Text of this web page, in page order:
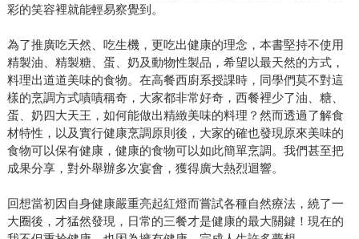
彩的笑容裡就能輕易察覺到。
為了推廣吃天然、吃生機，更吃出健康的理念，本書堅持不使用
精製油、精製糖、蛋、奶及動物性製品，希望以最天然的方式，
料理出道道美味的食物。在高餐西廚系授課時，同學們莫不對這
樣的烹調方式嘖嘖稱奇，大家都非常好奇，西餐裡少了油、糖、
蛋、奶四大天王，如何能做出精緻美味的料理？然而透過了解食
材特性，以及實行健康烹調原則後，大家的確也發現原來美味的
食物可以保有健康，健康的食物可以如此簡單烹調。我們甚至把
成果分享，對外舉辦多次宴會，獲得廣大熱烈迴響。
回想當初因自身健康嚴重亮起紅燈而嘗試各種自然療法，繞了一
大圈後，才猛然發現，日常的三餐才是健康的最大關鍵！現在的